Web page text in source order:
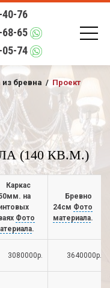
76
65
74
бревна / Проект
(140 КВ.М.)
Каркас
на
Фото
.
Бревно
24см Фото
материала.
3080000р. 3640000р.